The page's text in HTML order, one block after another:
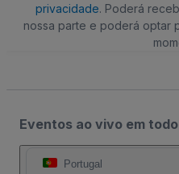
privacidade. Poderá
nossa parte e poderá optar
Eventos ao vivo em
Portugal